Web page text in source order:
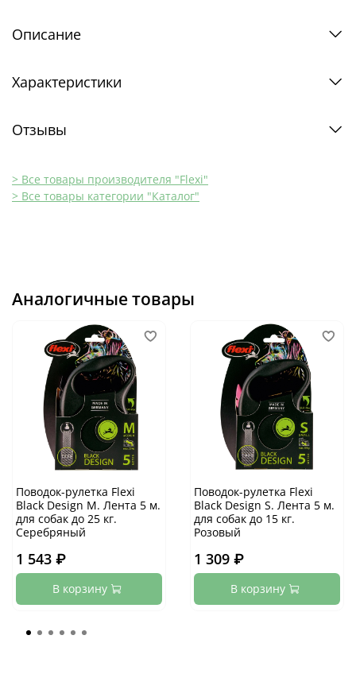
Описание
Характеристики
Отзывы
> Все товары производителя "Flexi"
> Все товары категории "Каталог"
Аналогичные товары
Поводок-рулетка Flexi
Black Design M. Лента 5 м.
для собак до 25 кг.
Серебряный
1 543 ₽
В корзину
Поводок-рулетка Flexi
Black Design S. Лента 5 м.
для собак до 15 кг.
Розовый
1 309 ₽
В корзину